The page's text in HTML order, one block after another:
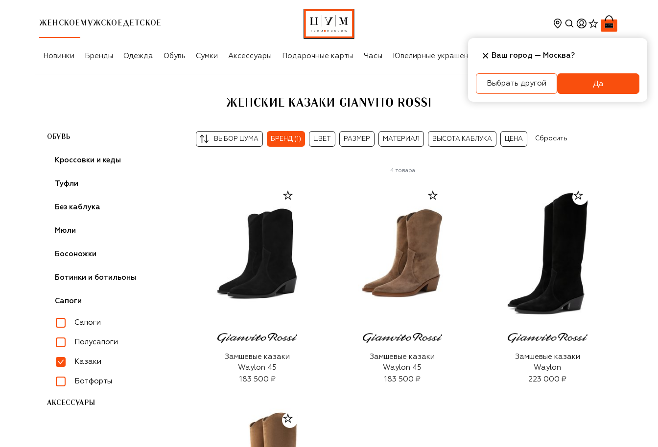
ЖЕНСКОЕ МУЖСКОЕ ДЕТСКОЕ
ЖЕНСКИЕ КАЗАКИ GIANVITO ROSSI
Новинки Бренды Одежда Обувь Сумки Аксессуары Подарочные карты Часы Ювелирные украшения Косметика Интерьер
ЖЕНСКИЕ КАЗАКИ GIANVITO ROSSI
ОБУВЬ
Кроссовки и кеды
Туфли
Без каблука
Мюли
Босоножки
Ботинки и ботильоны
Сапоги
Сапоги
Полусапоги
Казаки
Ботфорты
АКСЕССУАРЫ
ВЫБОР ЦУМА БРЕНД (1) ЦВЕТ РАЗМЕР МАТЕРИАЛ ВЫСОТА КАБЛУКА ЦЕНА Сбросить
4 товара
Замшевые казаки
Waylon 45
183 500 ₽
Замшевые казаки
Waylon 45
183 500 ₽
Замшевые казаки
Waylon
223 000 ₽
Ваш город — Москва?
Выбрать другой Да